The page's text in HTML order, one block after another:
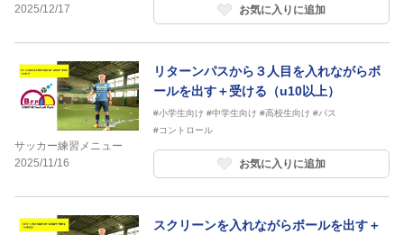
2025/12/17
お気に入りに追加
サッカー練習メニュー
2025/11/16
リターンパスから３人目を入れながらボ
ールを出す＋受ける（u10以上）
#小学生向け #中学生向け #高校生向け #パス
#コントロール
お気に入りに追加
スクリーンを入れながらボールを出す＋